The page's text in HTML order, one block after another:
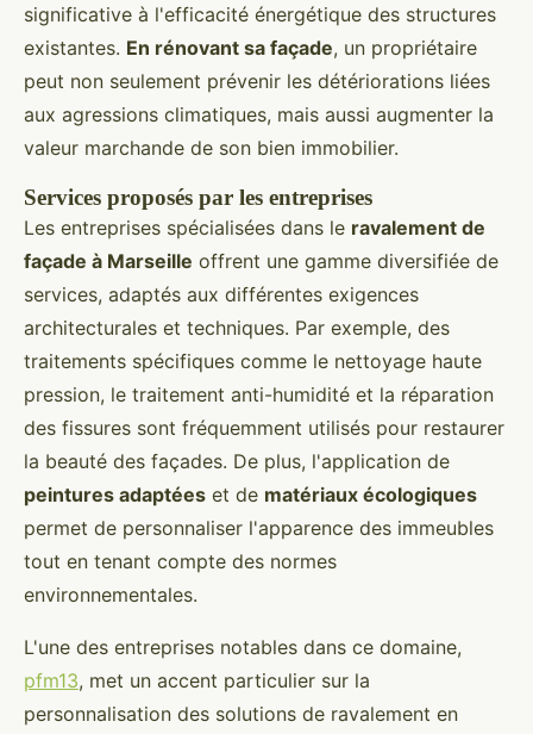
significative à l'efficacité énergétique des structures
existantes. En rénovant sa façade, un propriétaire
peut non seulement prévenir les détériorations liées
aux agressions climatiques, mais aussi augmenter la
valeur marchande de son bien immobilier.
Services proposés par les entreprises
Les entreprises spécialisées dans le ravalement de
façade à Marseille offrent une gamme diversifiée de
services, adaptés aux différentes exigences
architecturales et techniques. Par exemple, des
traitements spécifiques comme le nettoyage haute
pression, le traitement anti-humidité et la réparation
des fissures sont fréquemment utilisés pour restaurer
la beauté des façades. De plus, l'application de
peintures adaptées et de matériaux écologiques
permet de personnaliser l'apparence des immeubles
tout en tenant compte des normes
environnementales.
L'une des entreprises notables dans ce domaine,
pfm13, met un accent particulier sur la
personnalisation des solutions de ravalement en